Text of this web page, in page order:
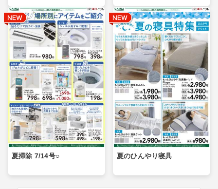
夏掃除 7/14号○ 夏のひんやり寝具